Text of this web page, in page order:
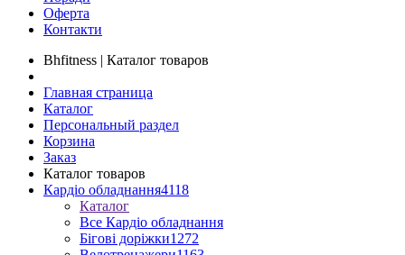
Оферта
Контакти
Bhfitness | Каталог товаров
Главная страница
Каталог
Персональный раздел
Корзина
Заказ
Каталог товаров
Кардіо обладнання4118
Каталог
Все Кардіо обладнання
Бігові доріжки1272